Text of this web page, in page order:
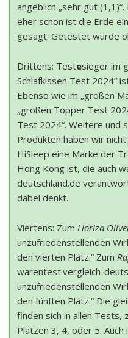
angeblich „sehr gut
eher schon ist die Erde
gesagt: Getestet wurde
Drittens: Testesieger im
Schlafkissen Test 2024“
Ebenso wie im „großen
„großen Topper Test
Test 2024“. Weitere und
Produkten haben wir
HiSleep eine Marke der
Hong Kong ist, die auch
deutschland.de
dabei denkt.
Viertens: Zum Lioriza
unzufriedenstellenden
den vierten Platz.“ Zum
warentest.vergleich-
unzufriedenstellenden
den fünften Platz.“ Die
finden sich in allen Tests,
Plätzen 3, 4, oder 5.